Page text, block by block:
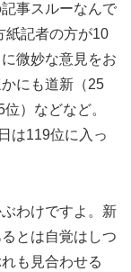
事スルーなんで
紙記者の方が10
微妙な意見をお
にも道新（25
）などなど。
は119位に入っ
わけですよ。新
とは自覚はしつ
も見合わせる